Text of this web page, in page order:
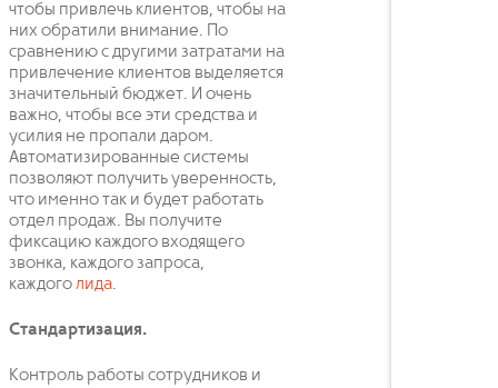
чтобы привлечь клиентов, чтобы на
них обратили внимание. По
сравнению с другими затратами на
привлечение клиентов выделяется
значительный бюджет. И очень
важно, чтобы все эти средства и
усилия не пропали даром.
Автоматизированные системы
позволяют получить уверенность,
что именно так и будет работать
отдел продаж. Вы получите
фиксацию каждого входящего
звонка, каждого запроса,
каждоголида.
Стандартизация.
Контроль работы сотрудников и